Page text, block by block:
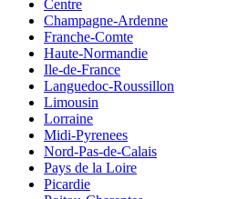
Centre
Champagne-Ardenne
Franche-Comte
Haute-Normandie
Ile-de-France
Languedoc-Roussillon
Limousin
Lorraine
Midi-Pyrenees
Nord-Pas-de-Calais
Pays de la Loire
Picardie